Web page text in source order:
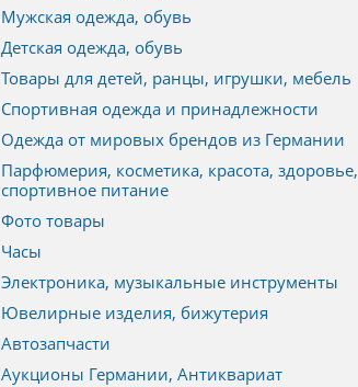
Мужская одежда, обувь
Детская одежда, обувь
Товары для детей, ранцы, игрушки, мебель
Спортивная одежда и принадлежности
Одежда от мировых брендов из Германии
Парфюмерия, косметика, красота, здоровье,
спортивное питание
Фото товары
Часы
Электроника, музыкальные инструменты
Ювелирные изделия, бижутерия
Автозапчасти
Аукционы Германии, Антиквариат